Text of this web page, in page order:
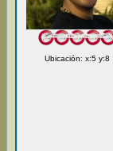
Ubicación: x:5 y:8